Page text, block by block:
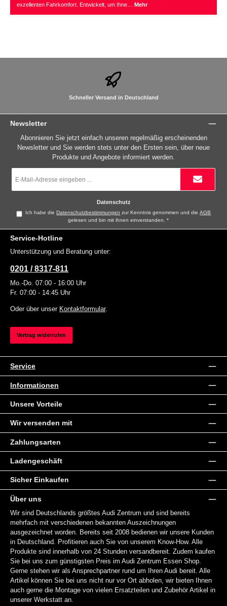
exzellenten Fahrkomfort. Entwickelt, um Ihne… Mehr
Schneller Versand in Deutschland
Newsletter
Abonnieren Sie jetzt einfach unseren regelmäßig erscheinenden
Newsletter und Sie werden stets unter den Ersten sein, über neue
Produkte und Angebote informiert werden.
Mail-
Datenschutz
Ich habe dieDatenschutzbestimmungen zur Kenntnis genommen und dieAGB
gelesen und bin mit ihnen einverstanden.*
Service-Hotline
Unterstützung und Beratung unter:
0201 / 8317-811
Mo.-Do. 07:00 - 16:00 Uhr
Fr. 07:00 - 14:45 Uhr
Oder über unser Kontaktformular.
Vertrag widerrufen
Service
Informationen
Unsere Vorteile
Wir versenden mit
Zahlungsarten
Ladengeschäft
Sicher Einkaufen
Über uns
Wir sind Deutschlands größtes Audi Zentrum und sind bereits
mehrfach mit verschiedenen bekannten Auszeichnungen
ausgezeichnet worden. Bereits seit 2008 bedienen wir unsere Kunden
in Deutschland. Profitieren auch Sie von unserem Know-How. Alle
Produkte sind innerhalb von 24 Stunden versandbereit. Zudem kaufen
Sie bei uns zum günstigsten Preis im Audi Zentrum Essen Shop.
Gerne stehen wir als Ansprechpartner rund um Ihren Audi bereit. Alle
Artikel können Sie bei uns nicht nur vor Ort abholen, wir bieten Ihnen
auch gerne die Montage von vielen Ersatzteilen und Zubehör Artikel in
unserer Werkstatt an.